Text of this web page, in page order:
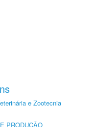
e Zootecnia
PRODUÇÃO